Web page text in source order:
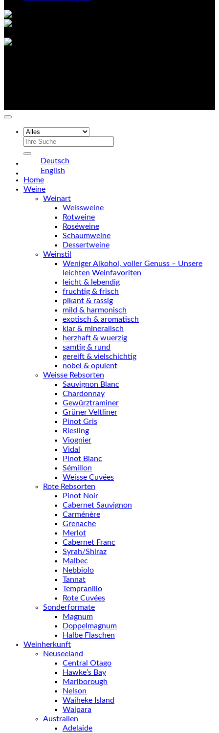
Suchen
Deutsch
English
Home
Weine
Weinart
Weissweine
Rotweine
Roséweine
Schaumweine
Dessertweine
Weinstil
Weniger Alkohol, voller Genuss – Unsere
leichten Weinfavoriten
leicht & lebendig
fruchtig & frisch
pikant & rassig
mild & harmonisch
exotisch & aromatisch
klar & mineralisch
herzhaft & wuerzig
samtig & rund
gereift & vielschichtig
nobel & opulent
Weisse Rebsorten
Sauvignon Blanc
Chardonnay
Gewürztraminer
Grüner Veltliner
Pinot Gris
Riesling
Viognier
Vidal
Pinot Blanc
Sémillon
Weisse Cuvées
Rote Rebsorten
Pinot Noir
Cabernet Sauvignon
Carménère
Grenache
Merlot
Cabernet Franc
Syrah/Shiraz
Malbec
Nebbiolo
Tannat
Tempranillo
Rote Cuvées
Sonderformate
Magnum
Doppelmagnum
Halbe Flaschen
Weinherkunft
Neuseeland
Central Otago
Hawke’s Bay
Marlborough
Nelson
Waiheke Island
Waipara
Australien
Adelaide